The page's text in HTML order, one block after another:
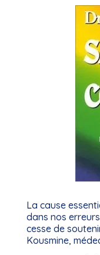
La cause
dans nos
cesse de
Kousmine,